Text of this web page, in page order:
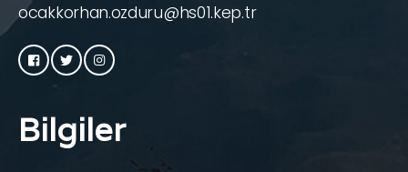
ocakkorhan.ozduru@hs01.kep.tr
Bilgiler